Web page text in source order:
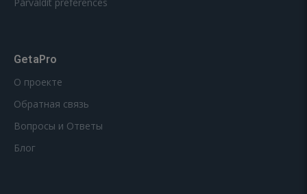
Pārvaldīt preferences
GetaPro
О проекте
Обратная связь
Вопросы и Ответы
Блог